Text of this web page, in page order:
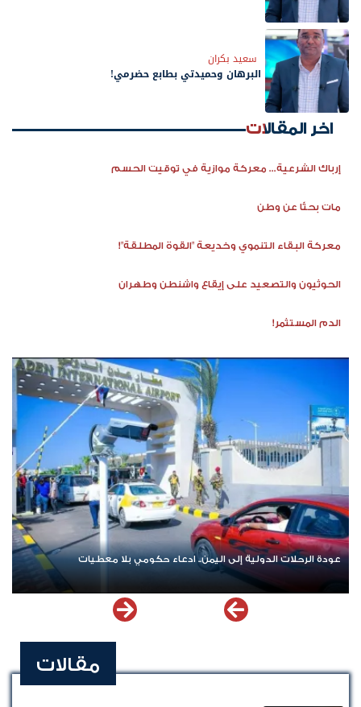
سعيد بكران
البرهان وحميدتي بطابع حضرمي!
اخر المقالات
إرباك الشرعية... معركة موازية في توقيت الحسم
مات بحثًا عن وطن
معركة البقاء التنموي وخديعة "القوة المطلقة"!
الحوثيون والتصعيد على إيقاع واشنطن وطهران
الدم المستثمر!
عودة الرحلات الدولية إلى اليمن.. ادعاء حكومي بلا معطيات
مقالات